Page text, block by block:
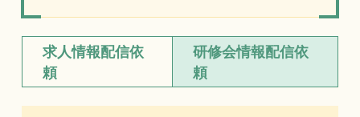
求人情報配信依
頼
研修会情報配信依
頼